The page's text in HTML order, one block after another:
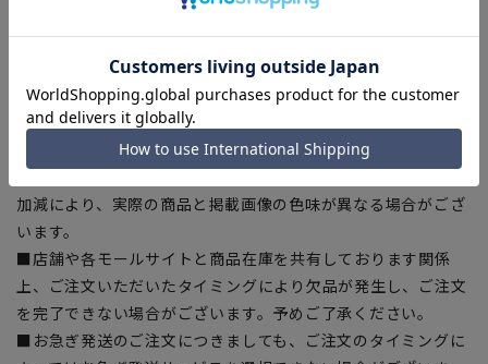
入の目安としてご利用ください。
■生地や仕様・デザインにより、着用感や実際のサイズ表に若
干の誤差が生じる場合がございます。予めご了承ください。
■サイズスペックは仕上がりサイズを記載しております。一
部、商品現物におすすめサイズ(ヌードサイズ)を記載している
商品もございます。
■ブラウザやお使いのモニター環境、また撮影時の室内外の光
加減により、実際の商品と掲載画像の色味が異なる場合がござ
います。
■店舗や各モールサイトと商品在庫を共有しております関係
上、ご注文いただいたタイミングにより欠品が発生し、ご注文
を完了できない場合がございます。予めご了承ください。
■お急ぎ発送のご注文につきましても、ご注文のタイミングに